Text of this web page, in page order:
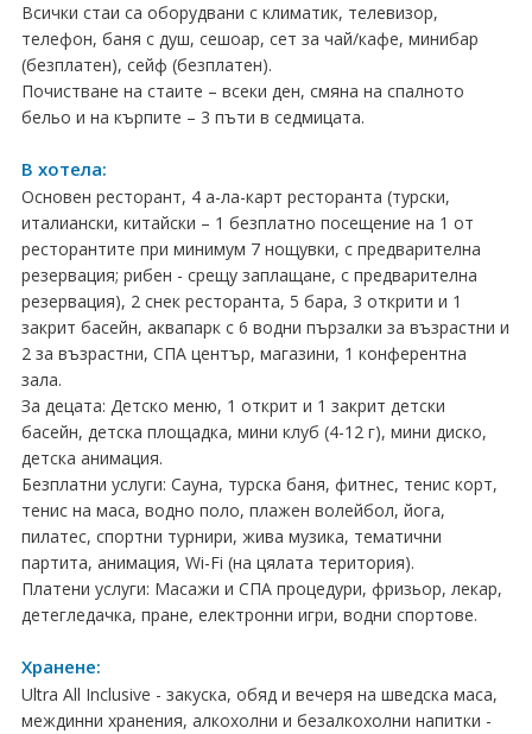
Унгария
Испания
ПРАЗНИЦИ
Празници в България
Предколедни
Нова година
Великден 2026
ЕКЗОТИКА
Екзотични почивки
КРУИЗИ
ХОТЕЛИ
Всички стаи са оборудвани с климатик, телевизор,
телефон, баня с душ, сешоар, сет за чай/кафе, минибар
(безплатен), сейф (безплатен).
Почистване на стаите – всеки ден, смяна на спалното
бельо и на кърпите – 3 пъти в седмицата.
В хотела:
Основен ресторант, 4 а-ла-карт ресторанта (турски,
италиански, китайски – 1 безплатно посещение на 1 от
ресторантите при минимум 7 нощувки, с предварителна
резервация; рибен - срещу заплащане, с предварителна
резервация), 2 снек ресторанта, 5 бара, 3 открити и 1
закрит басейн, аквапарк с 6 водни пързалки за възрастни и
2 за възрастни, СПА център, магазини, 1 конферентна
зала.
За децата: Детско меню, 1 открит и 1 закрит детски
басейн, детска площадка, мини клуб (4-12 г), мини диско,
детска анимация.
Безплатни услуги: Сауна, турска баня, фитнес, тенис корт,
тенис на маса, водно поло, плажен волейбол, йога,
пилатес, спортни турнири, жива музика, тематични
партита, анимация, Wi-Fi (на цялата територия).
Платени услуги: Масажи и СПА процедури, фризьор, лекар,
детегледачка, пране, електронни игри, водни спортове.
Хранене:
Ultra All Inclusive - закуска, обяд и вечеря на шведска маса,
междинни хранения, алкохолни и безалкохолни напитки -